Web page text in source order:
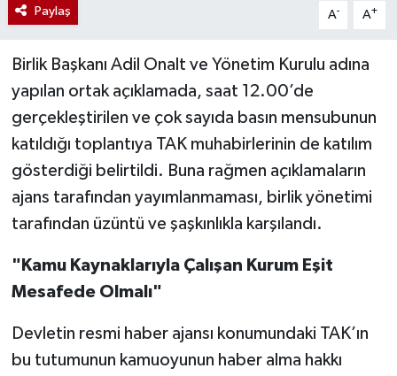
Paylaş A- A+
Birlik Başkanı Adil Onalt ve Yönetim Kurulu adına
yapılan ortak açıklamada, saat 12.00’de
gerçekleştirilen ve çok sayıda basın mensubunun
katıldığı toplantıya TAK muhabirlerinin de katılım
gösterdiği belirtildi. Buna rağmen açıklamaların
ajans tarafından yayımlanmaması, birlik yönetimi
tarafından üzüntü ve şaşkınlıkla karşılandı.
"Kamu Kaynaklarıyla Çalışan Kurum Eşit
Mesafede Olmalı"
Devletin resmi haber ajansı konumundaki TAK’ın
bu tutumunun kamuoyunun haber alma hakkı